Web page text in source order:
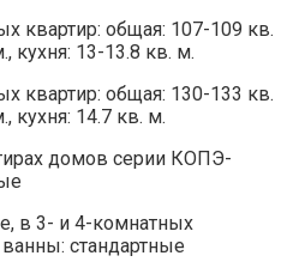
квартир: общая: 107-109 кв.
кухня: 13-13.8 кв. м.
квартир: общая: 130-133 кв.
кухня: 14.7 кв. м.
домов серии КОПЭ-
в 3- и 4-комнатных
ванны: стандартные